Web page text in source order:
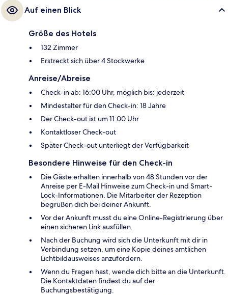
Auf einen Blick
Größe des Hotels
132 Zimmer
Erstreckt sich über 4 Stockwerke
Anreise/Abreise
Check-in ab: 16:00 Uhr, möglich bis: jederzeit
Mindestalter für den Check-in: 18 Jahre
Der Check-out ist um 11:00 Uhr
Kontaktloser Check-out
Später Check-out unterliegt der Verfügbarkeit
Besondere Hinweise für den Check-in
Die Gäste erhalten innerhalb von 48 Stunden vor der
Anreise per E-Mail Hinweise zum Check-in und Smart-
Lock-Informationen. Die Mitarbeiter der Rezeption
begrüßen dich bei deiner Ankunft.
Vor der Ankunft musst du eine Online-Registrierung über
einen sicheren Link ausfüllen.
Nach der Buchung wird sich die Unterkunft mit dir in
Verbindung setzen, um eine Kopie deines amtlichen
Lichtbildausweises anzufordern.
Wenn du Fragen hast, wende dich bitte an die Unterkunft.
Die Kontaktdaten findest du auf der
Buchungsbestätigung.